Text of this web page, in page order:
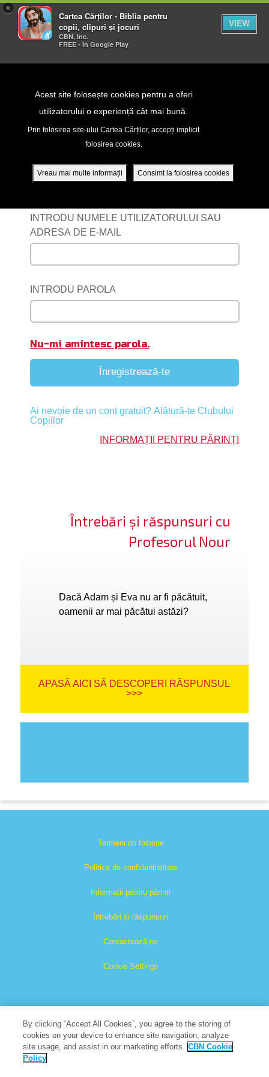
×
Cartea Cărților - Biblia pentru
copii, clipuri și jocuri
CBN, Inc.
FREE - In Google Play
VIEW
Acest site folosește cookies pentru a oferi
utilizatorului o experiență cât mai bună.
Prin folosirea site-ului Cartea Cărților, accepți implicit
folosirea cookies.
Vreau mai multe informații Consimt la folosirea cookies
DVD - Sezoane 1-4
mobilă
Înregistrează-te cu
contul tău
INTRODU NUMELE UTILIZATORULUI SAU
ADRESA DE E-MAIL
INTRODU PAROLA
Nu-mi amintesc parola.
Înregistrează-te
Ai nevoie de un cont gratuit? Alătură-te Clubului
Copiilor
INFORMAȚII PENTRU PĂRINȚI
Întrebări și răspunsuri cu
Profesorul Nour
Dacă Adam și Eva nu ar fi păcătuit,
oamenii ar mai păcătui astăzi?
APASĂ AICI SĂ DESCOPERI RĂSPUNSUL
>>>
Termeni de folosire
Politica de confidențialitate
Informații pentru părinți
Întrebări și răspunsuri
Contactează-ne
Cookie Settings
Cartea Cărților este o marcă înregistrată a The Christian
By clicking “Accept All Cookies”, you agree to the storing of
cookies on your device to enhance site navigation, analyze
site usage, and assist in our marketing efforts. CBN Cookie
Policy